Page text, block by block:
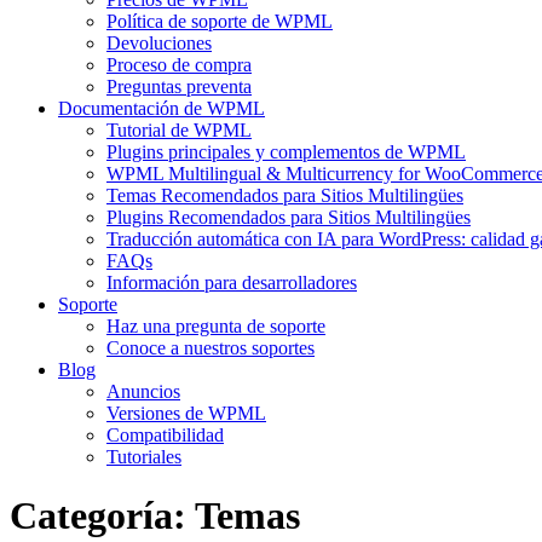
Política de soporte de WPML
Devoluciones
Proceso de compra
Preguntas preventa
Documentación de WPML
Tutorial de WPML
Plugins principales y complementos de WPML
WPML Multilingual & Multicurrency for
Temas Recomendados para Sitios Multilingües
Plugins Recomendados para Sitios Multilingües
Traducción automática con IA para WordPress: calidad
FAQs
Información para desarrolladores
Soporte
Haz una pregunta de soporte
Conoce a nuestros soportes
Blog
Anuncios
Versiones de WPML
Compatibilidad
Tutoriales
Categoría: Temas